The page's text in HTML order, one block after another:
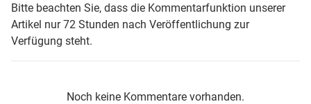
Bitte beachten Sie, dass die Kommentarfunktion unserer
Artikel nur 72 Stunden nach Veröffentlichung zur
Verfügung steht.
Noch keine Kommentare vorhanden.